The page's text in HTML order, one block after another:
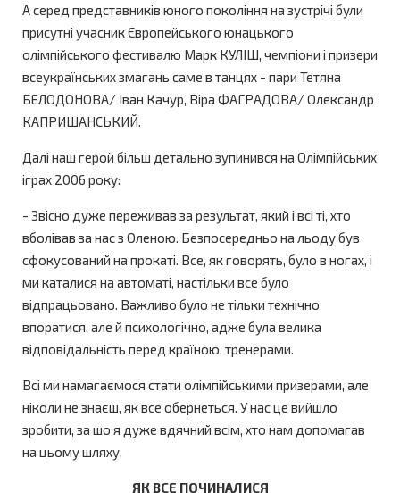
А серед представників юного покоління на зустрічі були
присутні учасник Європейського юнацького
олімпійського фестивалю Марк КУЛІШ, чемпіони і призери
всеукраїнських змагань саме в танцях - пари Тетяна
БЕЛОДОНОВА/ Іван Качур, Віра ФАГРАДОВА/ Олександр
КАПРИШАНСЬКИЙ.
Далі наш герой більш детально зупинився на Олімпійських
іграх 2006 року:
- Звісно дуже переживав за результат, який і всі ті, хто
вболівав за нас з Оленою. Безпосередньо на льоду був
сфокусований на прокаті. Все, як говорять, було в ногах, і
ми каталися на автоматі, настільки все було
відпрацьовано. Важливо було не тільки технічно
впоратися, але й психологічно, адже була велика
відповідальність перед країною, тренерами.
Всі ми намагаємося стати олімпійськими призерами, але
ніколи не знаєш, як все обернеться. У нас це вийшло
зробити, за шо я дуже вдячний всім, хто нам допомагав
на цьому шляху.
ЯК ВСЕ ПОЧИНАЛИСЯ